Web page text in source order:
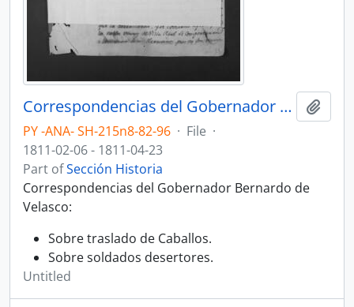
Correspondencias del Gobernador Bernardo de Velasco.
PY -ANA- SH-215n8-82-96 · File ·
1811-02-06 - 1811-04-23
Part ofSección Historia
Correspondencias del Gobernador Bernardo de
Velasco:
Sobre traslado de Caballos.
Sobre soldados desertores.
Untitled